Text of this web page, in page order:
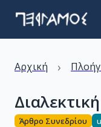
Αρχική ›
Άρθρο Συνεδρίου